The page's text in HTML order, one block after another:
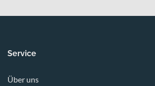
Service
Über uns